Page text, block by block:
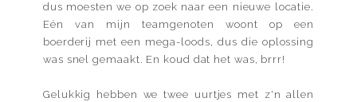
dus moesten we op zoek naar een nieuwe locatie.
Eén van mijn teamgenoten woont op een
boerderij met een mega-loods, dus die oplossing
was snel gemaakt. En koud dat het was, brrr!
Gelukkig hebben we twee uurtjes met z'n allen